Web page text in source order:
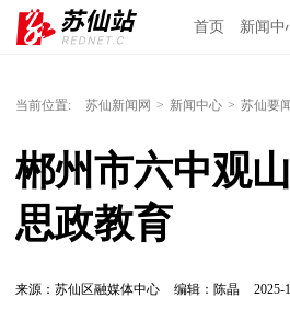
首页 新闻中
当前位置: 苏仙新闻网 > 新闻中心 > 苏仙要闻
郴州市六中观
思政教育
来源：苏仙区融媒体中心 编辑：陈晶 2025-